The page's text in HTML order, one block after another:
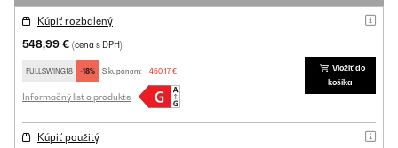
Kúpiť rozbalený
548,99 € (cena s DPH)
FULLSWING18 -18% S kupónom: 450,17 €
Informačný list o produkte
Vložiť do
košíka
Kúpiť použitý